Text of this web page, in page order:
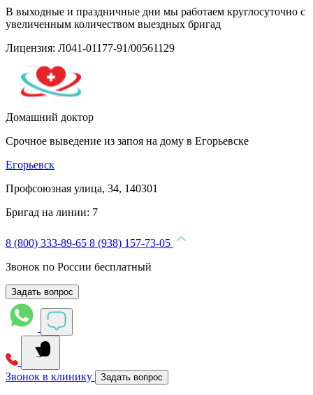
В выходные и праздничные дни мы работаем круглосуточно с
увеличенным количеством выездных бригад
Лицензия: Л041-01177-91/00561129
Домашний доктор
Срочное выведение из запоя на дому в Егорьевске
Егорьевск
Профсоюзная улица, 34, 140301
Бригад на линии: 7
8 (800) 333-89-65 8 (938) 157-73-05
Звонок по России бесплатный
Задать вопрос
Звонок в клинику Задать вопрос